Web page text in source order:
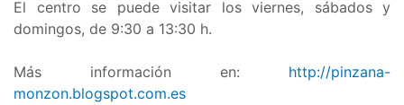
El centro se puede visitar los viernes, sábados y
domingos, de 9:30 a 13:30 h.
Más información en: http://pinzana-
monzon.blogspot.com.es